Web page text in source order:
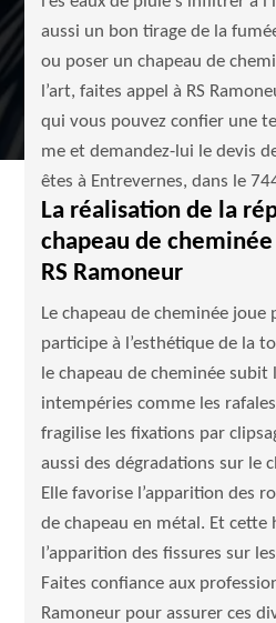
aussi un bon tirage de la
ou poser un chapeau de
l’art, faites appel à RS
qui vous pouvez confier une
me et demandez-lui le devis
êtes à Entrevernes, dans le
La réalisation de la
chapeau de
RS Ramoneur
Le chapeau de cheminée joue
participe à l’esthétique de la
le chapeau de cheminée subit
intempéries comme les
fragilise les fixations par
aussi des dégradations sur le
Elle favorise l’apparition des
de chapeau en métal. Et
l’apparition des fissures sur
Faites confiance aux
Ramoneur pour assurer ces